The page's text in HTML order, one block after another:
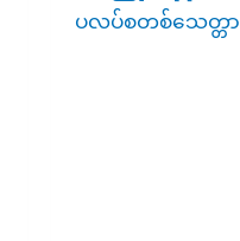
ပလပ်စတစ်သေတ္တာ